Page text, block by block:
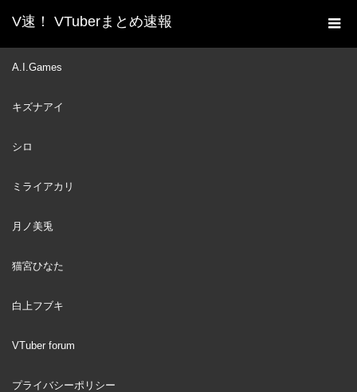
V速！ VTuberまとめ速報
A.I.Games
キズナアイ
シロ
ミライアカリ
月ノ美兎
猫宮ひなた
白上フブキ
VTuber forum
プライバシーポリシー
ホーム
新着動画一覧
02